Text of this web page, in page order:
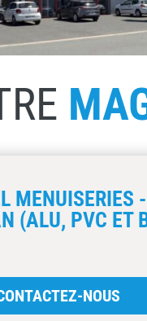
MENUISERIES -
(ALU, PVC ET
NOUS